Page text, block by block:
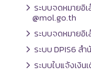
ระบบจดหมายอิ
@mol.go.th
ระบบจดหมายอิ
ระบบ DPIS6 ส
ระบบใบแจ้งเงิน